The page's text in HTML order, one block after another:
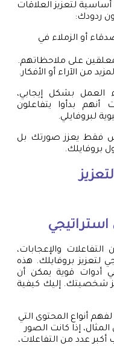
أساسية لتعزيز العلاقات
ردودك:
أو الزملاء في
على ملاحظاتهم.
من الآراء أو الأفكار.
العمل بشكل إيجابي،
أنهم بدأوا يتفاعلون
لبروفايلي.
فقط يعزز صورتك بل
بروفايلك.
والإعجابات،
لتعزيز بروفايلك. هذه
أدوات قوية يمكن أن
شخصيتك. إليك كيفية
أنواع المحتوى التي
إذا كانت الصور
عدد من التفاعلات،